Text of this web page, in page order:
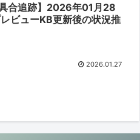
具合追跡】2026年01月28
ビューKB更新後の状況推
2026.01.27